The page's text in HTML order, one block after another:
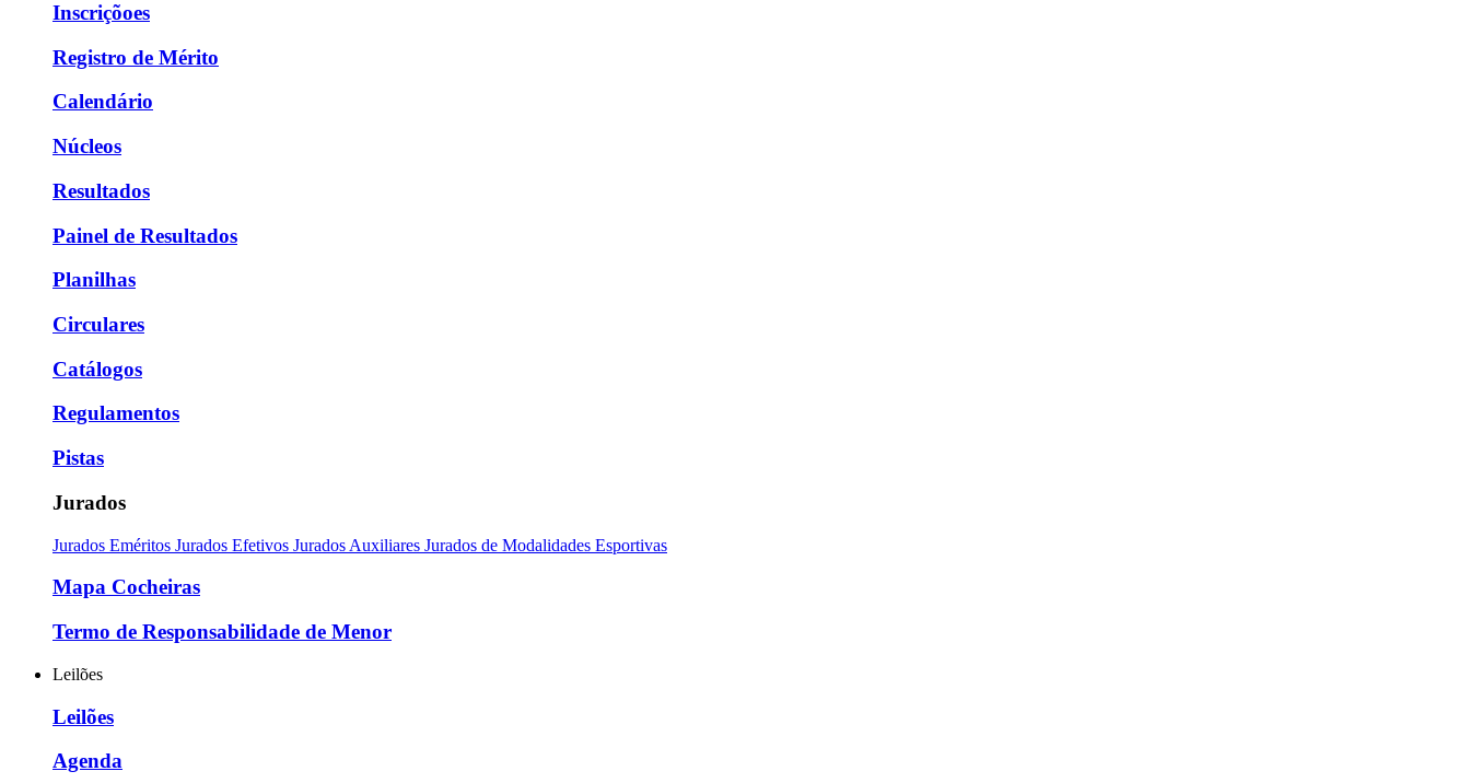
Inscriçõoes
Registro de Mérito
Calendário
Núcleos
Resultados
Painel de Resultados
Planilhas
Circulares
Catálogos
Regulamentos
Pistas
Jurados
Jurados Eméritos Jurados Efetivos Jurados Auxiliares Jurados de Modalidades Esportivas
Mapa Cocheiras
Termo de Responsabilidade de Menor
Leilões
Leilões
Agenda